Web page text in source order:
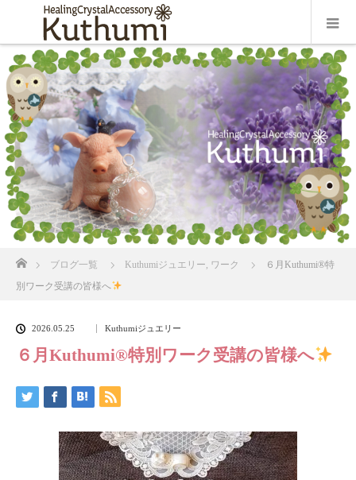
ブログ一覧 Kuthumiジュエリー, ワーク ６月Kuthumi®️特
別ワーク受講の皆様へ
2026.05.25 Kuthumiジュエリー
６月Kuthumi®️特別ワーク受講の皆様へ